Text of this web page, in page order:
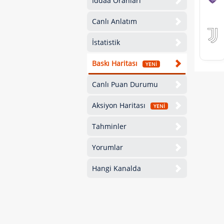
Canlı Anlatım
İstatistik
Baskı Haritası YENİ
Canlı Puan Durumu
Aksiyon Haritası YENİ
Tahminler
Yorumlar
Hangi Kanalda